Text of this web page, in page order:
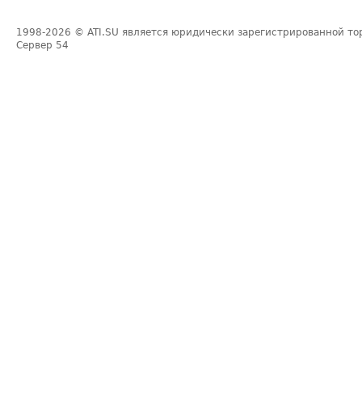
1998-2026 © ATI.SU является юридически зарегистрированной
Сервер 54